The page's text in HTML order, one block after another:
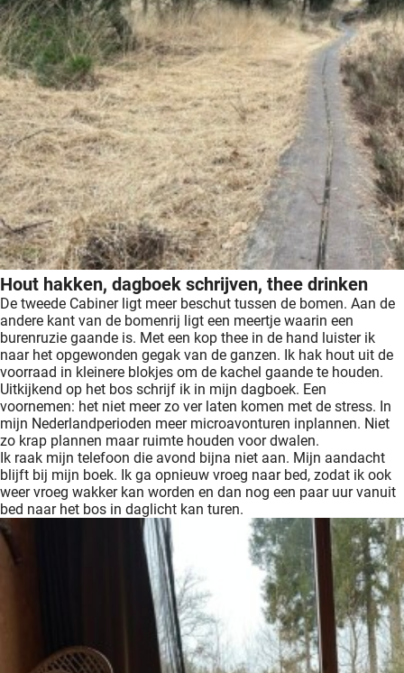
Hout hakken, dagboek schrijven, thee drinken
De tweede Cabiner ligt meer beschut tussen de bomen. Aan de
andere kant van de bomenrij ligt een meertje waarin een
burenruzie gaande is. Met een kop thee in de hand luister ik
naar het opgewonden gegak van de ganzen. Ik hak hout uit de
voorraad in kleinere blokjes om de kachel gaande te houden.
Uitkijkend op het bos schrijf ik in mijn dagboek. Een
voornemen: het niet meer zo ver laten komen met de stress. In
mijn Nederlandperioden meer microavonturen inplannen. Niet
zo krap plannen maar ruimte houden voor dwalen.
Ik raak mijn telefoon die avond bijna niet aan. Mijn aandacht
blijft bij mijn boek. Ik ga opnieuw vroeg naar bed, zodat ik ook
weer vroeg wakker kan worden en dan nog een paar uur vanuit
bed naar het bos in daglicht kan turen.